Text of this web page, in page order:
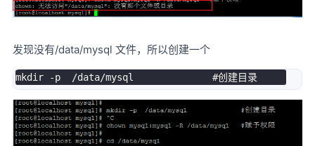
发现没有/data/mysql 文件，所以创建一个
mkdir -p /data/